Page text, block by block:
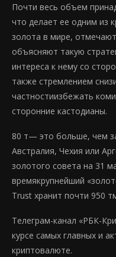
Почти весь объем
что делает ее одним из
золота в мире,
объясняют такую
интереса к нему со
также стремлением
частностиизбежать
сторонние кастодианы.
80 т— это больше, чем
Австралия, Чехия или
золотого совета на 31
времякрупнейший
Trust хранит почти 950
Телеграм-канал «РБК-
курсе самых главных и
криптовалюте.